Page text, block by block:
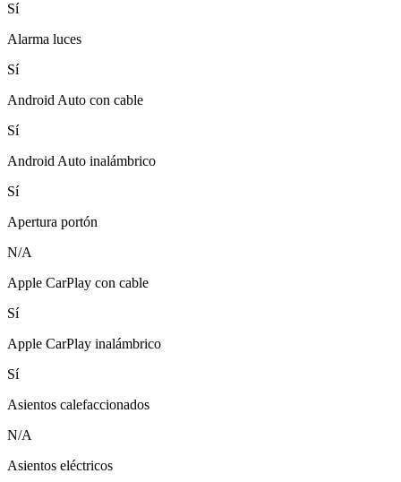
Sí
Alarma luces
Sí
Android Auto con cable
Sí
Android Auto inalámbrico
Sí
Apertura portón
N/A
Apple CarPlay con cable
Sí
Apple CarPlay inalámbrico
Sí
Asientos calefaccionados
N/A
Asientos eléctricos